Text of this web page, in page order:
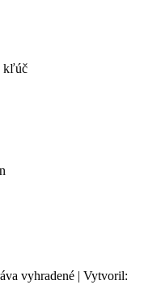
kľúč
vyhradené | Vytvoril: